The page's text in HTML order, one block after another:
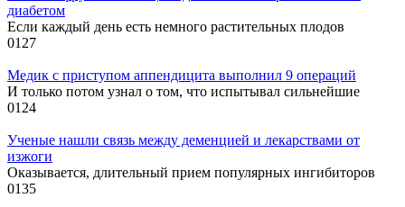
диабетом
Если каждый день есть немного растительных плодов
0127
Медик с приступом аппендицита выполнил 9 операций
И только потом узнал о том, что испытывал сильнейшие
0124
Ученые нашли связь между деменцией и лекарствами от
изжоги
Оказывается, длительный прием популярных ингибиторов
0135